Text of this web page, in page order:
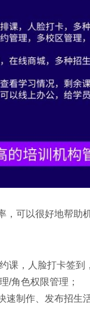
，可以很好地帮助
课，人脸打卡签
/角色权限管理；
速制作、发布招生